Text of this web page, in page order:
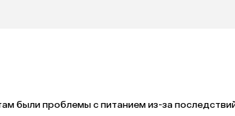
были проблемы с питанием из-за